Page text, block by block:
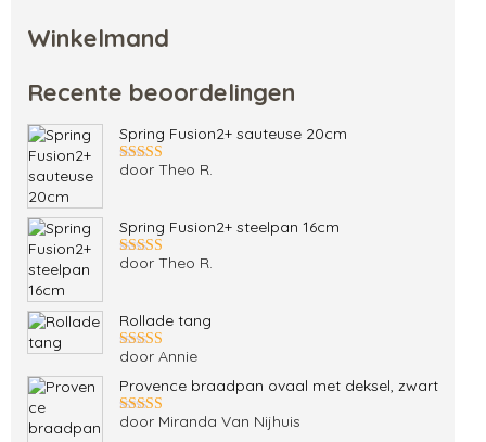
Winkelmand
Recente beoordelingen
Spring Fusion2+ sauteuse 20cm
Gewaardeerd
door Theo R.
Spring Fusion2+ steelpan 16cm
Gewaardeerd
door Theo R.
Rollade tang
Gewaardeerd
door Annie
Provence braadpan ovaal met deksel, zwart
Gewaardeerd
door Miranda Van Nijhuis